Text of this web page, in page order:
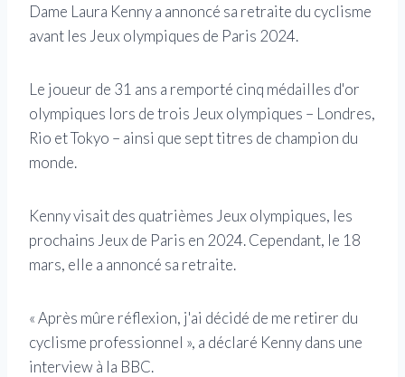
Dame Laura Kenny a annoncé sa retraite du cyclisme
avant les Jeux olympiques de Paris 2024.
Le joueur de 31 ans a remporté cinq médailles d'or
olympiques lors de trois Jeux olympiques – Londres,
Rio et Tokyo – ainsi que sept titres de champion du
monde.
Kenny visait des quatrièmes Jeux olympiques, les
prochains Jeux de Paris en 2024. Cependant, le 18
mars, elle a annoncé sa retraite.
« Après mûre réflexion, j'ai décidé de me retirer du
cyclisme professionnel », a déclaré Kenny dans une
interview à la BBC.